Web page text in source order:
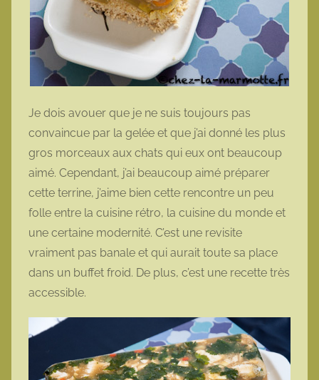
Je dois avouer que je ne suis toujours pas
convaincue par la gelée et que j’ai donné les plus
gros morceaux aux chats qui eux ont beaucoup
aimé. Cependant, j’ai beaucoup aimé préparer
cette terrine, j’aime bien cette rencontre un peu
folle entre la cuisine rétro, la cuisine du monde et
une certaine modernité. C’est une revisite
vraiment pas banale et qui aurait toute sa place
dans un buffet froid. De plus, c’est une recette très
accessible.